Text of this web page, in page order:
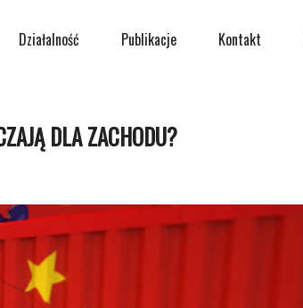
Działalność Publikacje Kontakt
DLA ZACHODU?